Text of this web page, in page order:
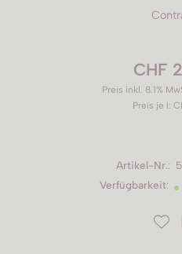
CHF
Preis inkl. 8.1%
Preis je l:
Artikel-Nr.:
Verfügbarkeit: